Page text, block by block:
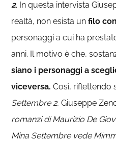
2. In questa intervista
realtà, non esista unfilo
personaggi a cui ha
anni. Il motivo è che,
siano i personaggi a
viceversa. Così, riflettendo
Settembre 2, Giuseppe
romanzi di Maurizio De
Mina Settembre vede